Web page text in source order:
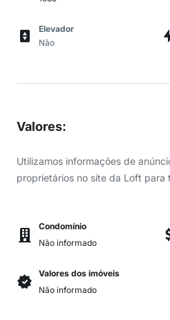
Elevador
Não
Valores:
Utilizamos informações de
proprietários no site da Loft para
Condomínio
Não informado
Valores dos imóveis
Não informado